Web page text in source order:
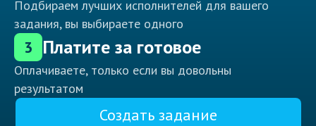
Подбираем лучших исполнителей для вашего
задания, вы выбираете одного
3 Платите за готовое
Оплачиваете, только если вы довольны
результатом
Создать задание